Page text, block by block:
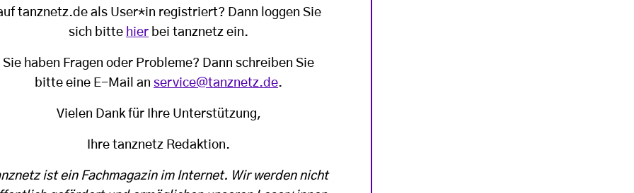
tanznetz.de als User*in registriert? Dann loggen Sie
sich bitte hier bei tanznetz ein.
Sie haben Fragen oder Probleme? Dann schreiben Sie
bitte eine E-Mail an service@tanznetz.de.
Vielen Dank für Ihre Unterstützung,
Ihre tanznetz Redaktion.
ist ein Fachmagazin im Internet. Wir werden nicht